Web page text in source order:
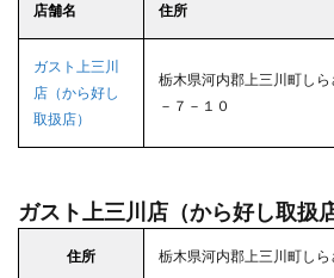
店舗名 住所
ガスト上三川
店（から好し
取扱店）
栃木県河内郡上三川町しら
－７－１０
ガスト上三川店（から好し取扱店
住所 栃木県河内郡上三川町し